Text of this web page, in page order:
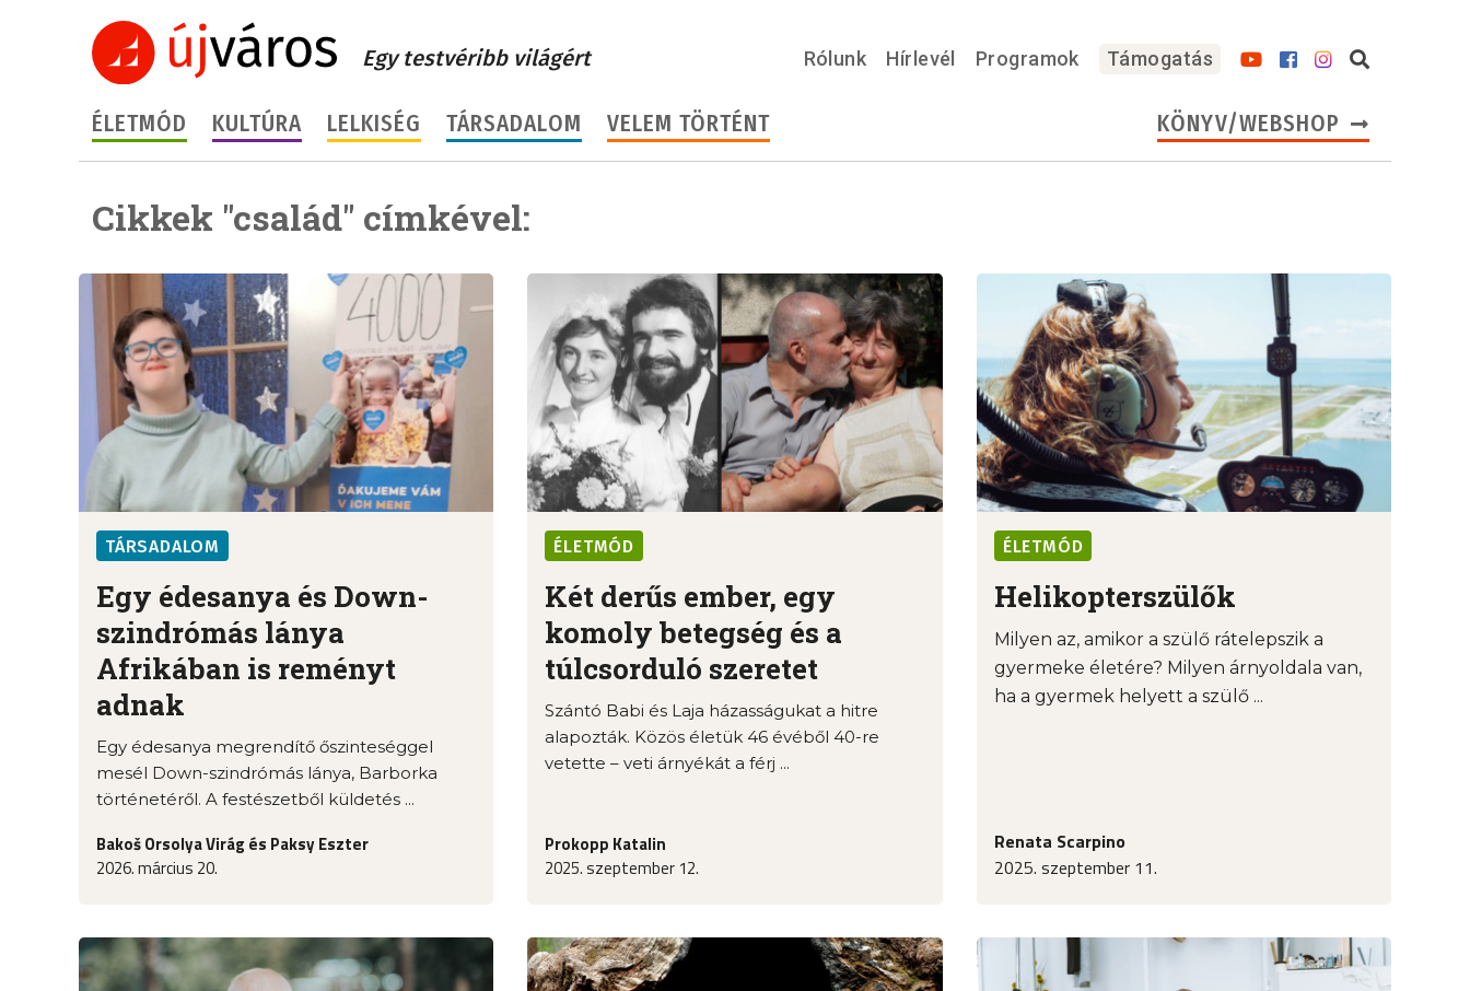
Egy testvéribb világért Rólunk Hírlevél Programok Támogatás
ÉLETMÓD KULTÚRA LELKISÉG TÁRSADALOM VELEM TÖRTÉNT KÖNYV/WEBSHOP
Cikkek "család" címkével:
TÁRSADALOM
Egy édesanya és Down-
szindrómás lánya
Afrikában is reményt
adnak
Egy édesanya megrendítő őszinteséggel
mesél Down-szindrómás lánya, Barborka
történetéről. A festészetből küldetés ...
Bakoš Orsolya Virág és Paksy Eszter
2026. március 20.
ÉLETMÓD
Két derűs ember, egy
komoly betegség és a
túlcsorduló szeretet
Szántó Babi és Laja házasságukat a hitre
alapozták. Közös életük 46 évéből 40-re
vetette – veti árnyékát a férj ...
Prokopp Katalin
2025. szeptember 12.
ÉLETMÓD
Helikopterszülők
Milyen az, amikor a szülő rátelepszik a
gyermeke életére? Milyen árnyoldala van,
ha a gyermek helyett a szülő ...
Renata Scarpino
2025. szeptember 11.